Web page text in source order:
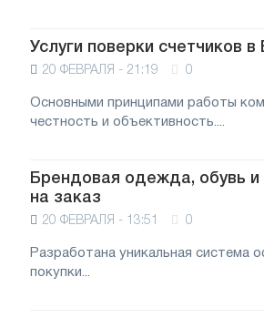
Услуги поверки счетчиков
20 ФЕВРАЛЯ - 21:19 0
Основными принципами работы
честность и объективность....
Брендовая одежда, обувь и
на заказ
20 ФЕВРАЛЯ - 13:51 0
Разработана уникальная система
покупки...